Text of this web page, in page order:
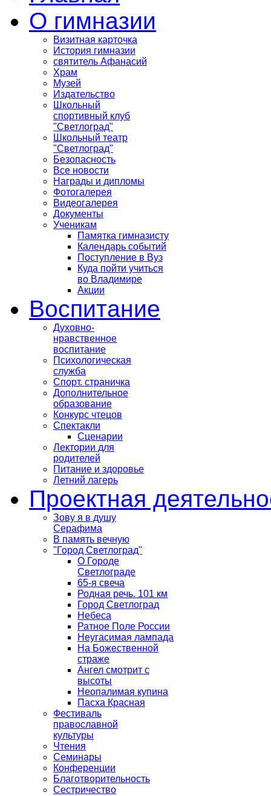
О гимназии
Визитная карточка
История гимназии
святитель Афанасий
Храм
Музей
Издательство
Школьный
спортивный клуб
"Светлоград"
Школьный театр
"Светлоград"
Безопасность
Все новости
Награды и дипломы
Фотогалерея
Видеогалерея
Документы
Ученикам
Памятка гимназисту
Календарь событий
Поступление в Вуз
Куда пойти учиться
во Владимире
Акции
Воспитание
Духовно-
нравственное
воспитание
Психологическая
служба
Спорт. страничка
Дополнительное
образование
Конкурс чтецов
Спектакли
Сценарии
Лектории для
родителей
Питание и здоровье
Летний лагерь
Проектная
Зову я в душу
Серафима
В память вечную
"Город Светлоград"
О Городе
Светлограде
65-я свеча
Родная речь. 101 км
Город Светлоград
Небеса
Ратное Поле России
Неугасимая лампада
На Божественной
страже
Ангел смотрит с
высоты
Неопалимая купина
Пасха Красная
Фестиваль
православной
культуры
Чтения
Семинары
Конференции
Благотворительность
Сестричество